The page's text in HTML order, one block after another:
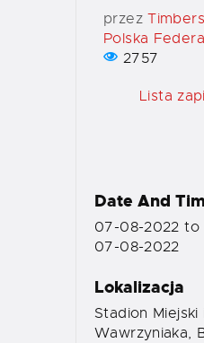
przez
Polska
2757
Lista
Date And
07-08-2022to
07-08-2022
Lokalizacja
Stadion Miejski
Wawrzyniaka,